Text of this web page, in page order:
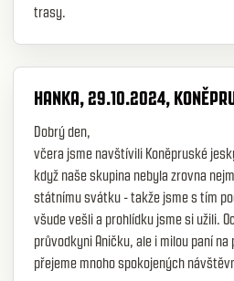
trasy.
HANKA, 29.10.2024,
Dobrý den,
včera jsme navštívili Koněpruské
když naše skupina nebyla zrovna
státnímu svátku - takže jsme s tím
všude vešli a prohlídku jsme si užili.
průvodkyni Aničku, ale i milou paní na
přejeme mnoho spokojených